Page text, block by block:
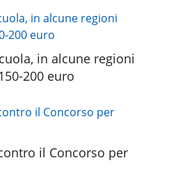
in alcune regioni
200 euro
il Concorso per